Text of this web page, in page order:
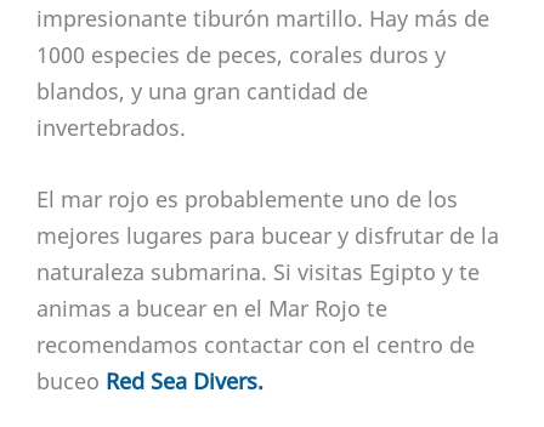
impresionante tiburón martillo. Hay más de
1000 especies de peces, corales duros y
blandos, y una gran cantidad de
invertebrados.
El mar rojo es probablemente uno de los
mejores lugares para bucear y disfrutar de la
naturaleza submarina. Si visitas Egipto y te
animas a bucear en el Mar Rojo te
recomendamos contactar con el centro de
buceo Red Sea Divers.